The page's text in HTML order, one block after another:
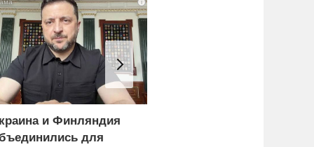
i
и Финляндия
для